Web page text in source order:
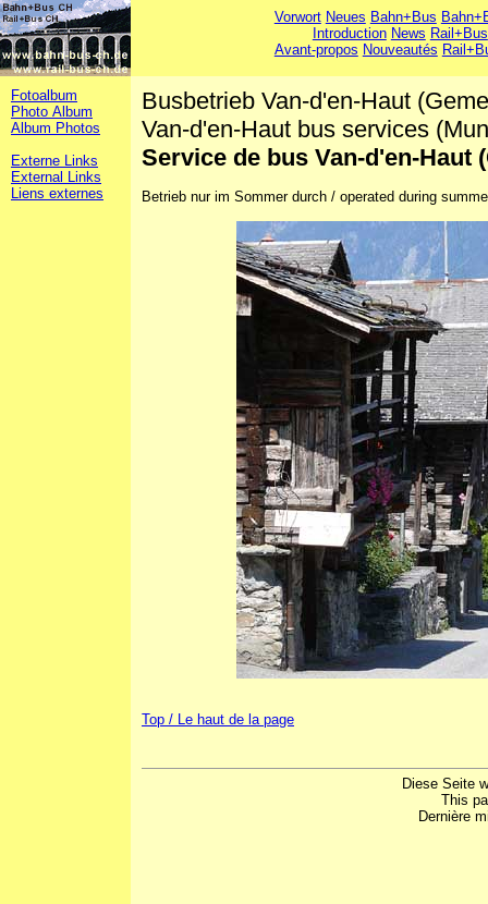
Vorwort Neues Bahn+Bus
Introduction News Rail+Bus
Avant-propos Nouveautés
Fotoalbum
Photo Album
Album Photos
Externe Links
External Links
Liens externes
Busbetrieb Van-d'en-Haut
Van-d'en-Haut bus services
Service de bus Van-d'en-Haut
Betrieb nur im Sommer durch / operated during
Top / Le haut de la page
Diese Seite
This
Dernière